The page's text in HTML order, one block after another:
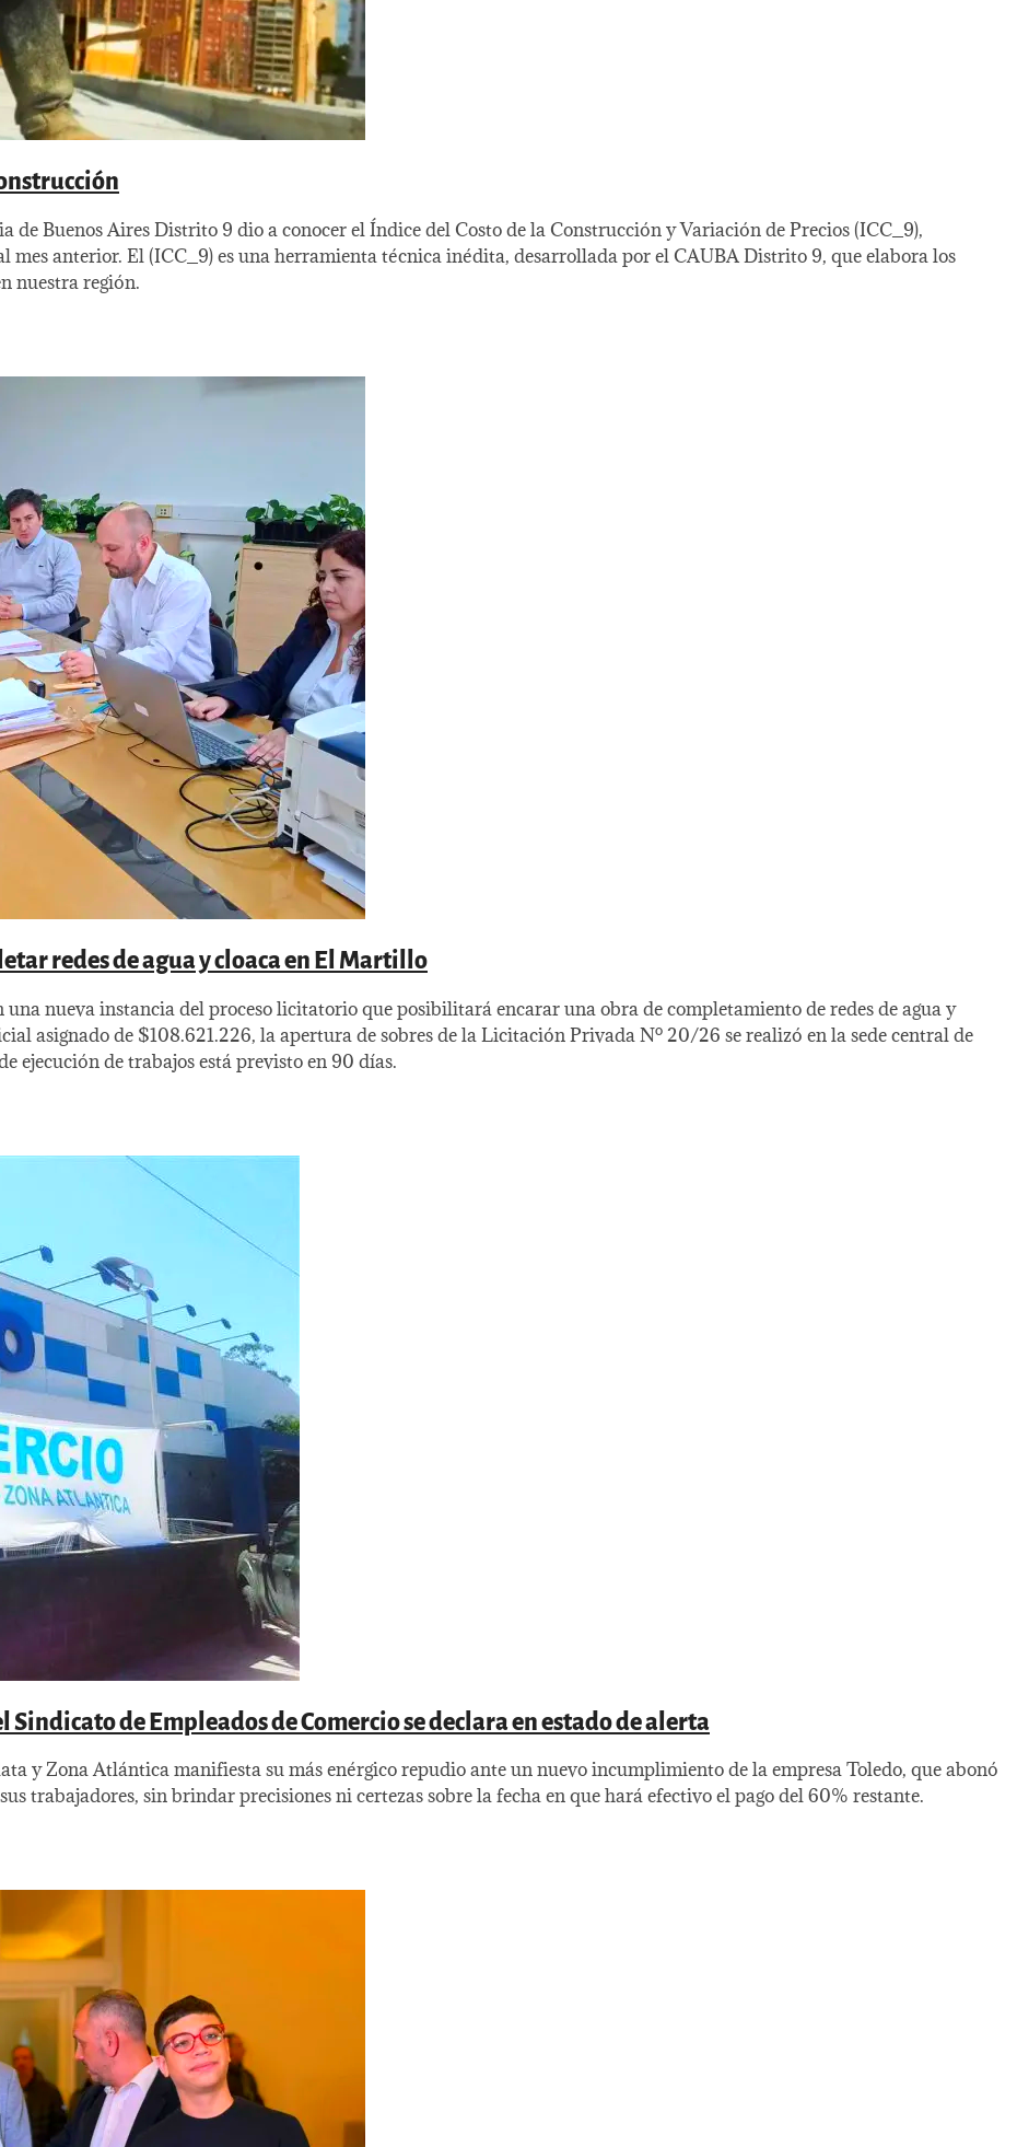
Buenos Aires Distrito 9 dio a conocer el Índice del Costo de la Construcción y Variación de Precios (ICC_9),
mes anterior. El (ICC_9) es una herramienta técnica inédita, desarrollada por el CAUBA Distrito 9, que elabora los
nuestra región.
redes de agua y cloaca en El Martillo
nueva instancia del proceso licitatorio que posibilitará encarar una obra de completamiento de redes de agua y
asignado de $108.621.226, la apertura de sobres de la Licitación Privada Nº 20/26 se realizó en la sede central de
ejecución de trabajos está previsto en 90 días.
Sindicato de Empleados de Comercio se declara en estado de alerta
y Zona Atlántica manifiesta su más enérgico repudio ante un nuevo incumplimiento de la empresa Toledo, que abonó
trabajadores, sin brindar precisiones ni certezas sobre la fecha en que hará efectivo el pago del 60% restante.